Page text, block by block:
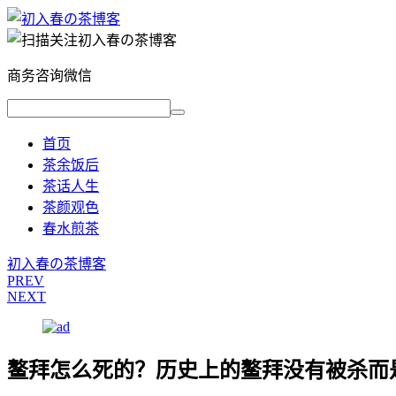
商务咨询微信
首页
茶余饭后
茶话人生
茶颜观色
春水煎茶
初入春の茶博客
PREV
NEXT
鳌拜怎么死的？历史上的鳌拜没有被杀而